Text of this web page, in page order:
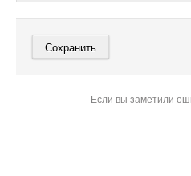
Если вы заметили